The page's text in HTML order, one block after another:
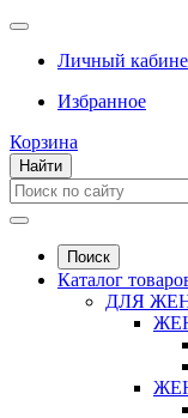
Личный
Избранное
Корзина
Найти
Поиск
Каталог
ДЛЯ